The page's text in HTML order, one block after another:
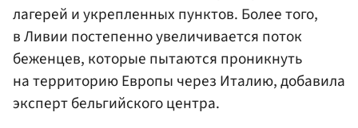
лагерей и укрепленных пунктов. Более того,
в Ливии постепенно увеличивается поток
беженцев, которые пытаются проникнуть
на территорию Европы через Италию, добавила
эксперт бельгийского центра.